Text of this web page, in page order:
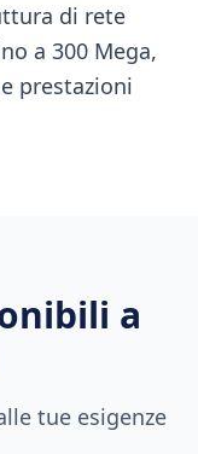
di rete
a 300 Mega,
prestazioni
a
tue esigenze